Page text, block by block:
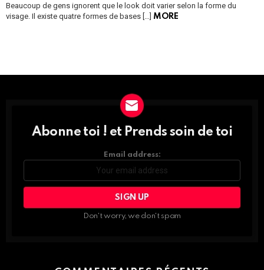
Beaucoup de gens ignorent que le look doit varier selon la forme du
visage. Il existe quatre formes de bases […]
MORE
DÉCOUVRE
ET
PROFITE
Abonne toi ! et Prends soin de toi
Email address:
Don't worry, we don't spam